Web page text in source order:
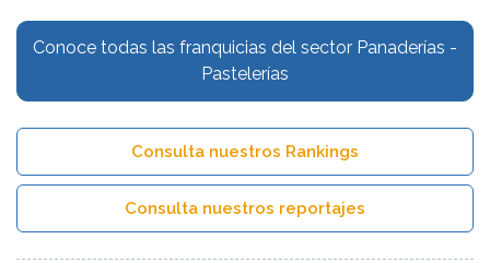
Conoce todas las franquicias del sector Panaderías -
Pastelerías
Consulta nuestros Rankings
Consulta nuestros reportajes